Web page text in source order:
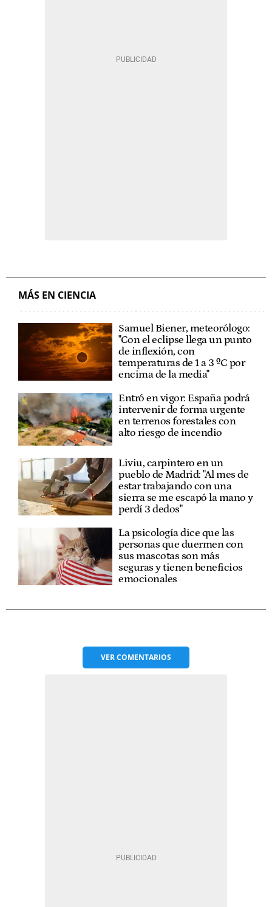
MÁS EN CIENCIA
Samuel Biener, meteorólogo:
"Con el eclipse llega un punto
de inflexión, con
temperaturas de 1 a 3 ºC por
encima de la media"
Entró en vigor: España podrá
intervenir de forma urgente
en terrenos forestales con
alto riesgo de incendio
Liviu, carpintero en un
pueblo de Madrid: "Al mes de
estar trabajando con una
sierra se me escapó la mano y
perdí 3 dedos"
La psicología dice que las
personas que duermen con
sus mascotas son más
seguras y tienen beneficios
emocionales
VERCOMENTARIOS